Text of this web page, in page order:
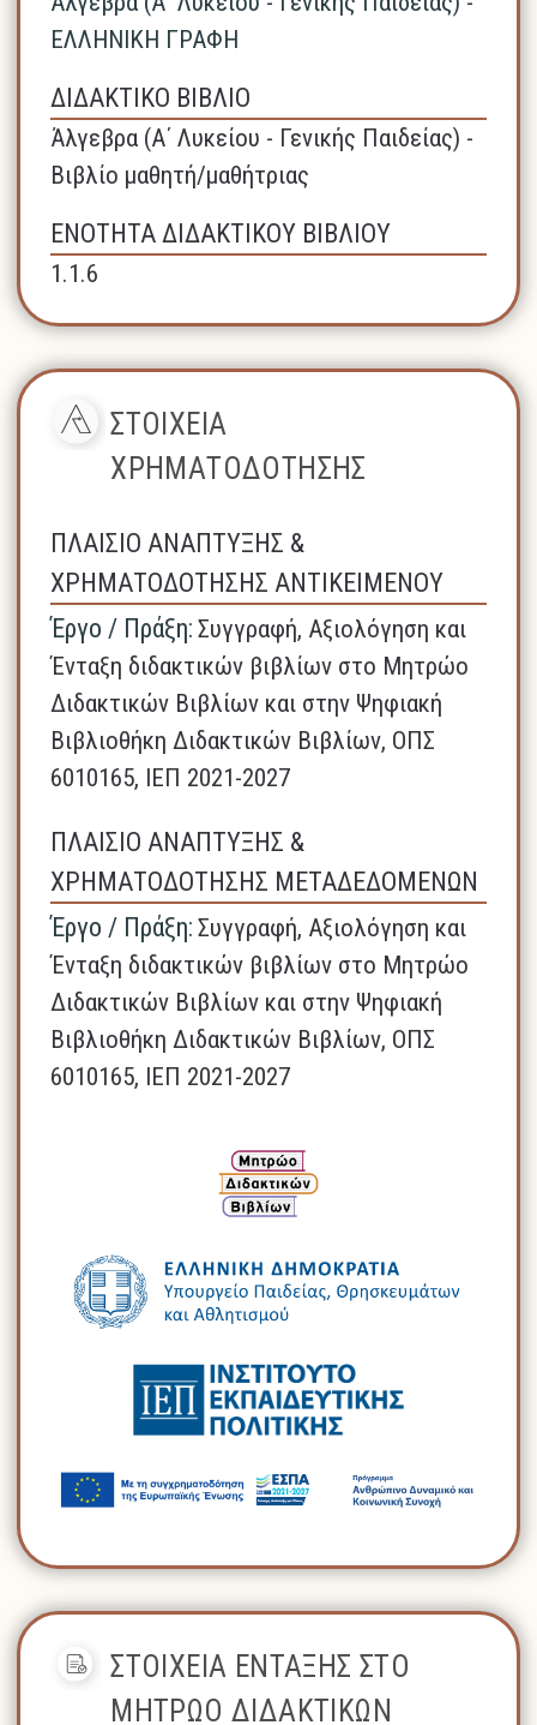
ΕΛΛΗΝΙΚΗ ΓΡΑΦΗ
ΔΙΔΑΚΤΙΚΟ ΒΙΒΛΙΟ
Άλγεβρα (A΄ Λυκείου - Γενικής Παιδείας) -
Βιβλίο μαθητή/μαθήτριας
ΕΝΟΤΗΤΑ ΔΙΔΑΚΤΙΚΟΥ ΒΙΒΛΙΟΥ
1.1.6
ΣΤΟΙΧΕΙΑ
ΧΡΗΜΑΤΟΔΟΤΗΣΗΣ
ΠΛΑΙΣΙΟ ΑΝΑΠΤΥΞΗΣ &
ΧΡΗΜΑΤΟΔΟΤΗΣΗΣ ΑΝΤΙΚΕΙΜΕΝΟΥ
Έργο / Πράξη: Συγγραφή, Αξιολόγηση και
Ένταξη διδακτικών βιβλίων στο Μητρώο
Διδακτικών Βιβλίων και στην Ψηφιακή
Βιβλιοθήκη Διδακτικών Βιβλίων, ΟΠΣ
6010165, ΙΕΠ 2021-2027
ΠΛΑΙΣΙΟ ΑΝΑΠΤΥΞΗΣ &
ΧΡΗΜΑΤΟΔΟΤΗΣΗΣ ΜΕΤΑΔΕΔΟΜΕΝΩΝ
Έργο / Πράξη: Συγγραφή, Αξιολόγηση και
Ένταξη διδακτικών βιβλίων στο Μητρώο
Διδακτικών Βιβλίων και στην Ψηφιακή
Βιβλιοθήκη Διδακτικών Βιβλίων, ΟΠΣ
6010165, ΙΕΠ 2021-2027
ΣΤΟΙΧΕΙΑ ΕΝΤΑΞΗΣ ΣΤΟ
ΜΗΤΡΩΟ ΔΙΔΑΚΤΙΚΩΝ